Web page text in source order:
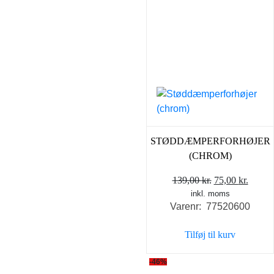
STØDDÆMPERFORHØJER
(CHROM)
139,00kr. Den
oprindelige
pris
139,00 kr..
75,00 kr.Den
pris
inkl. moms
Varenr: 77520600
Tilføj til kurv
-46%